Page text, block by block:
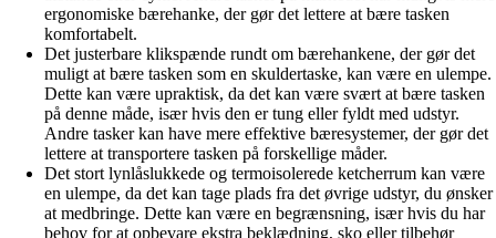
ergonomiske bærehanke, der gør det lettere at bære tasken
komfortabelt.
Det justerbare klikspænde rundt om bærehankene, der gør det
muligt at bære tasken som en skuldertaske, kan være en ulempe.
Dette kan være upraktisk, da det kan være svært at bære tasken
på denne måde, især hvis den er tung eller fyldt med udstyr.
Andre tasker kan have mere effektive bæresystemer, der gør det
lettere at transportere tasken på forskellige måder.
Det stort lynlåslukkede og termoisolerede ketcherrum kan være
en ulempe, da det kan tage plads fra det øvrige udstyr, du ønsker
at medbringe. Dette kan være en begrænsning, især hvis du har
behov for at opbevare ekstra beklædning, sko eller tilbehør